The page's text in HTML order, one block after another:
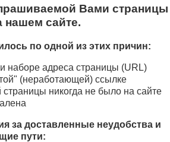
Вами страницы
нашем сайте.
по одной из этих причин:
наборе адреса страницы (URL)
(неработающей) ссылке
никогда не было на сайте
за доставленные неудобства и
пути: